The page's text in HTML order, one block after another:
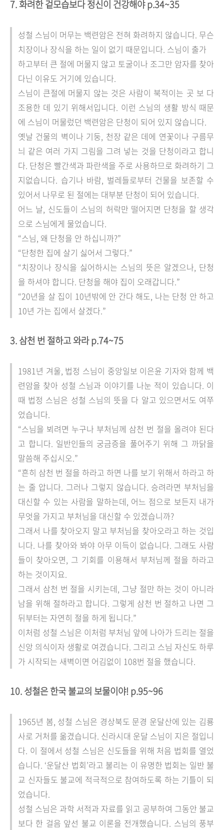
7. 화려한 겉모습보다 정신이 건강해야 p.34~35
성철 스님이 머무는 백련암은 전혀 화려하지 않습니다. 무슨
치장이나 장식을 하는 일이 없기 때문입니다. 스님이 출가
하고부터 큰 절에 머물지 않고 토굴이나 조그만 암자를 찾아
다닌 이유도 거기에 있습니다.
스님이 큰절에 머물지 않는 것은 사람이 북적이는 곳 보 다
조용한 데 있기 위해서입니다. 이런 스님의 생활 방식 때문
에 스님이 머물렀던 백련암은 단청이 되어 있지 않습니다.
옛날 건물의 벽이나 기둥, 천장 같은 데에 연꽃이나 구름무
늬 같은 여러 가지 그림을 그려 넣는 것을 단청이라고 합니
다. 단청은 빨간색과 파란색을 주로 사용하므로 화려하기 그
지없습니다. 습기나 바람, 벌레들로부터 건물을 보존할 수
있어서 나무로 된 절에는 대부분 단청이 되어 있습니다.
어느 날, 신도들이 스님의 허락만 떨어지면 단청을 할 생각
으로 스님에게 물었습니다.
“스님, 왜 단청을 안 하십니까?”
“단청한 집에 살기 싫어서 그렇다.”
“치장이나 장식을 싫어하시는 스님의 뜻은 알겠으나, 단청
을 하셔야 합니다. 단청을 해야 집이 오래갑니다.”
“20년을 살 집이 10년밖에 안 간다 해도, 나는 단청 안 하고
10년 가는 집에서 살겠다.”
3. 삼천 번 절하고 와라 p.74~75
1981년 겨울, 법정 스님이 중앙일보 이은윤 기자와 함께 백
련암을 찾아 성철 스님과 이야기를 나눈 적이 있습니다. 이
때 법정 스님은 성철 스님의 뜻을 다 알고 있으면서도 여쭈
었습니다.
“스님을 뵈려면 누구나 부처님께 삼천 번 절을 올려야 된다
고 합니다. 일반인들의 궁금증을 풀어주기 위해 그 까닭을
말씀해 주십시오.”
“흔히 삼천 번 절을 하라고 하면 나를 보기 위해서 하라고 하
는 줄 압니다. 그러나 그렇지 않습니다. 승려라면 부처님을
대신할 수 있는 사람을 말하는데, 어느 점으로 보든지 내가
무엇을 가지고 부처님을 대신할 수 있겠습니까?
그래서 나를 찾아오지 말고 부처님을 찾아오라고 하는 것입
니다. 나를 찾아와 봐야 아무 이득이 없습니다. 그래도 사람
들이 찾아오면, 그 기회를 이용해서 부처님께 절을 하라고
하는 것이지요.
그래서 삼천 번 절을 시키는데, 그냥 절만 하는 것이 아니라
남을 위해 절하라고 합니다. 그렇게 삼천 번 절하고 나면 그
뒤부터는 자연히 절을 하게 됩니다.”
이처럼 성철 스님은 이처럼 부처님 앞에 나아가 드리는 절을
신앙 의식이자 생활로 여겼습니다. 그리고 스님 자신도 하루
가 시작되는 새벽이면 어김없이 108번 절을 했습니다.
10. 성철은 한국 불교의 보물이야! p.95~96
1965년 봄, 성철 스님은 경상북도 문경 운달산에 있는 김룡
사로 거처를 옮겼습니다. 신라시대 운달 스님이 지은 절입니
다. 이 절에서 성철 스님은 신도들을 위해 처음 법회를 열었
습니다. ‘운달산 법회’라고 불리는 이 유명한 법회는 일반 불
교 신자들도 불교에 적극적으로 참여하도록 하는 기틀이 되
었습니다.
성철 스님은 과학 서적과 자료를 읽고 공부하여 그동안 불교
보다 한 걸음 앞선 불교 이론을 전개했습니다. 스님의 풍부